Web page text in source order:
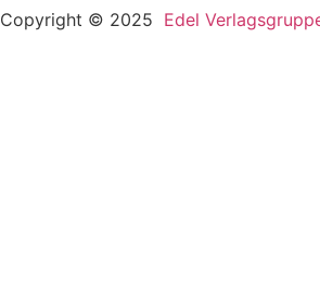
Copyright © 2025 Edel